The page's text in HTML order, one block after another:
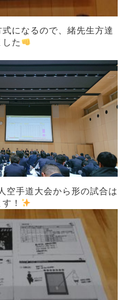
になるので、緒先生方達
た
空手道大会から形の試合は
！